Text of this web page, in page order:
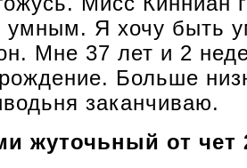
умным. Я хочу быть
Мне 37 лет и 2
Больше
заканчиваю.
жуточьный от чет